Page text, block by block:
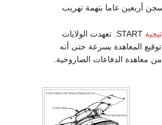
أربعين عاما بتهمة تهريب
START. تعهدت الولايات
المعاهدة بسرعة حتى أنه
معاهدة الدفاعات الصاروخية.